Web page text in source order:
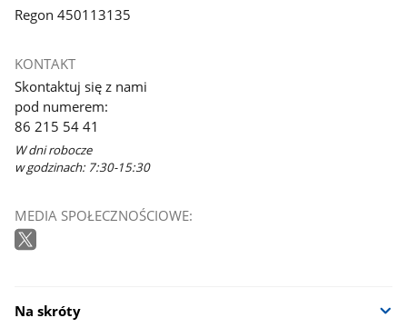
Regon 450113135
KONTAKT
Skontaktuj się z nami
pod numerem:
86 215 54 41
W dni robocze
w godzinach: 7:30-15:30
MEDIA SPOŁECZNOŚCIOWE:
Na skróty